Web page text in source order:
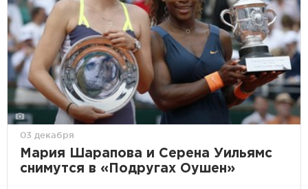
03 декабря
Мария Шарапова и Серена Уильямс
снимутся в «Подругах Оушен»